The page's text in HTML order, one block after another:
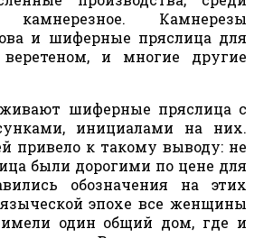
Камнерезы
и шиферные пряслица для
и многие другие
шиферные пряслица с
инициалами на них.
привело к такому выводу: не
были дорогими по цене для
обозначения на этих
эпохе все женщины
имели один общий дом, где и